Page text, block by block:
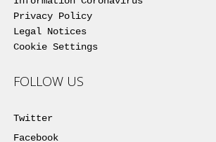
Privacy Policy
Legal Notices
Cookie Settings
FOLLOW US
Twitter
Facebook